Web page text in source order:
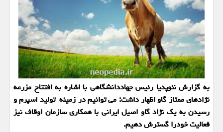
به گزارش نئوپدیا رئیس جهاددانشگاهی با اشاره به افتتاح مزرعه
نژادهای ممتاز گاو اظهار داشت: می توانیم در زمینه تولید اسپرم و
رسیدن به یك نژاد گاو اصیل ایرانی با همكاری سازمان اوقاف نیز
فعالیت خودرا گسترش دهیم.